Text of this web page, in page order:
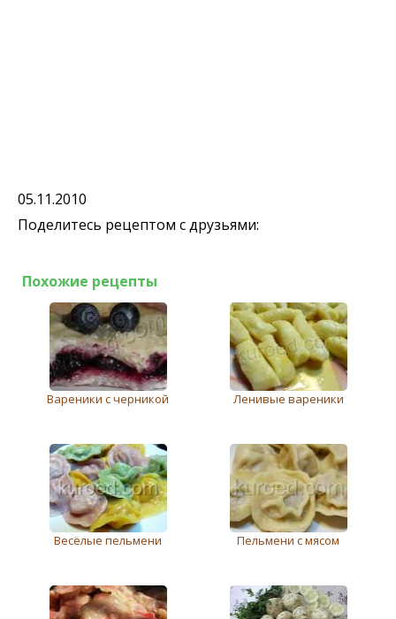
05.11.2010
Поделитесь рецептом с друзьями:
Похожие рецепты
Вареники с черникой Ленивые вареники
Весёлые пельмени Пельмени с мясом